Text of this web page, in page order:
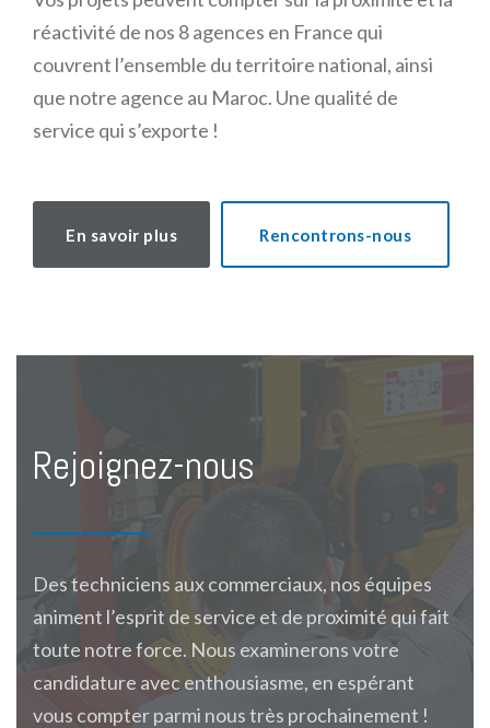
réactivité de nos 8 agences en France qui
couvrent l’ensemble du territoire national, ainsi
que notre agence au Maroc. Une qualité de
service qui s’exporte !
En savoir plus Rencontrons-nous
Rejoignez-nous
Des techniciens aux commerciaux, nos équipes
animent l’esprit de service et de proximité qui fait
toute notre force. Nous examinerons votre
candidature avec enthousiasme, en espérant
vous compter parmi nous très prochainement !